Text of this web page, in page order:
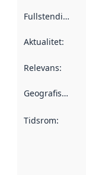
Fullstendigheit
Aktualitet:
Relevans:
Geografisk område
Tidsrom: